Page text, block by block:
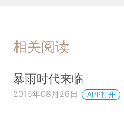
相关阅读
暴雨时代来临
2016年08月26日 APP打开